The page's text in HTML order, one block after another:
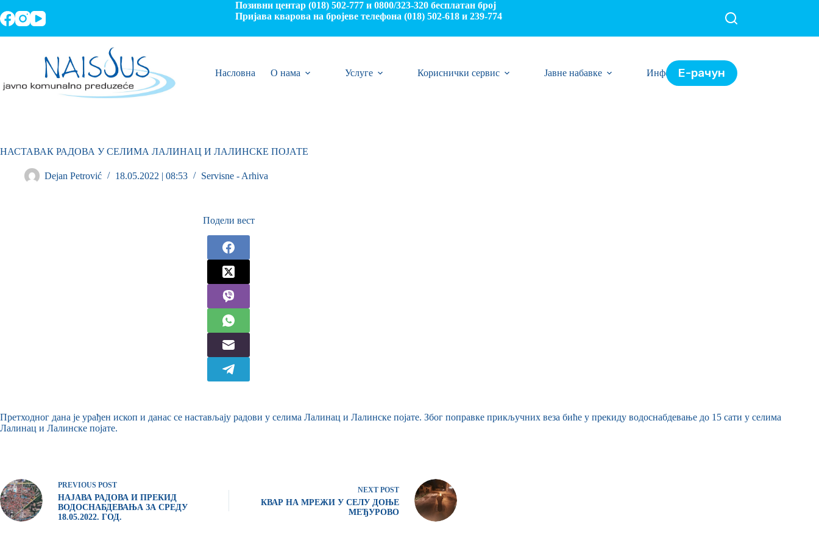
Позивни центар (018) 502-777 и 0800/323-320 бесплатан број
Пријава кварова на бројеве телефона (018) 502-618 и 239-774
Насловна О нама Услуге Кориснички сервис Јавне набавке ИнформацијеЕ-рачун
НАСТАВАК РАДОВА У СЕЛИМА ЛАЛИНАЦ И ЛАЛИНСКЕ ПОЈАТЕ
Dejan Petrović 18.05.2022 | 08:53 Servisne - Arhiva
Подели вест
Претходног дана је урађен ископ и данас се настављају радови у селима Лалинац и Лалинске појате. Због поправке прикључних веза биће у прекиду водоснабдевање до 15 сати у селима
Лалинац и Лалинске појате.
PREVIOUS POST
НАЈАВА РАДОВА И ПРЕКИД
ВОДОСНАБДЕВАЊА ЗА СРЕДУ
18.05.2022. ГОД.
NEXT POST
КВАР НА МРЕЖИ У СЕЛУ ДОЊЕ
МЕЂУРОВО